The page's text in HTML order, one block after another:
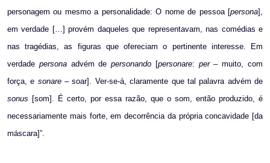
personagem ou mesmo a personalidade: O nome de pessoa [persona],
em verdade […] provém daqueles que representavam, nas comédias e
nas tragédias, as figuras que ofereciam o pertinente interesse. Em
verdade personaadvém depersonando [personare: per– muito, com
força, e sonare –soar]. Ver-se-á, claramente que tal palavra advém de
sonus [som]. É certo, por essa razão, que o som, então produzido, é
necessariamente mais forte, em decorrência da própria concavidade [da
máscara]”.